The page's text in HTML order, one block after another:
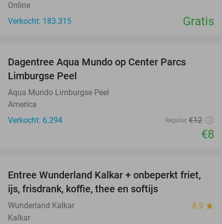
Online
Verkocht: 183.315
Gratis
Dagentree Aqua Mundo op Center Parcs
Limburgse Peel
Aqua Mundo Limburgse Peel
America
Verkocht: 6.294
Regulier €12
€8
32%
Entree Wunderland Kalkar + onbeperkt friet,
ijs, frisdrank, koffie, thee en softijs
Wunderland Kalkar 8.9 star
Kalkar